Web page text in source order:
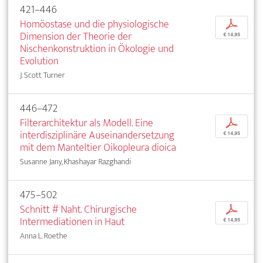
421–446
Homöostase und die physiologische
Dimension der Theorie der
Nischenkonstruktion in Ökologie und
Evolution
J. Scott Turner
p
€ 14,95
446–472
Filterarchitektur als Modell. Eine
interdisziplinäre Auseinandersetzung
mit dem Manteltier Oikopleura dioica
Susanne Jany, Khashayar Razghandi
p
€ 14,95
475–502
Schnitt # Naht. Chirurgische
Intermediationen in Haut
Anna L. Roethe
p
€ 14,95